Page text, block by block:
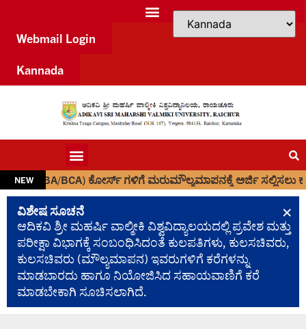
Webmail Login
Kannada
NEWBCA) ಕೋರ್ಸ್ ಗಳಿಗೆ ಮರುಮೌಲ್ಯಮಾಪನಕ್ಕೆ ಅರ್ಜಿ ಸಲ್ಲಿಸಲು ಕುರಿತು.
ವಿಶೇಷ ಸೂಚನೆ
ಆದಿಕವಿ ಶ್ರೀ ಮಹರ್ಷಿ ವಾಲ್ಮೀಕಿ ವಿಶ್ವವಿದ್ಯಾಲಯದಲ್ಲಿ ಪ್ರವೇಶ ಮತ್ತು
ಪರೀಕ್ಷಾ ವಿಭಾಗಕ್ಕೆ ಸಂಬಂಧಿಸಿದಂತೆ ಕುಲಪತಿಗಳು, ಕುಲಸಚಿವರು,
ಕುಲಸಚಿವರು (ಮೌಲ್ಯಮಾಪನ) ಇವರುಗಳಿಗೆ ಕರೆಗಳನ್ನು
ಮಾಡಬಾರದು ಹಾಗೂ ನಿಯೋಜಿಸಿದ ಸಹಾಯವಾಣಿಗೆ ಕರೆ
ಮಾಡಬೇಕಾಗಿ ಸೂಚಿಸಲಾಗಿದೆ.
×